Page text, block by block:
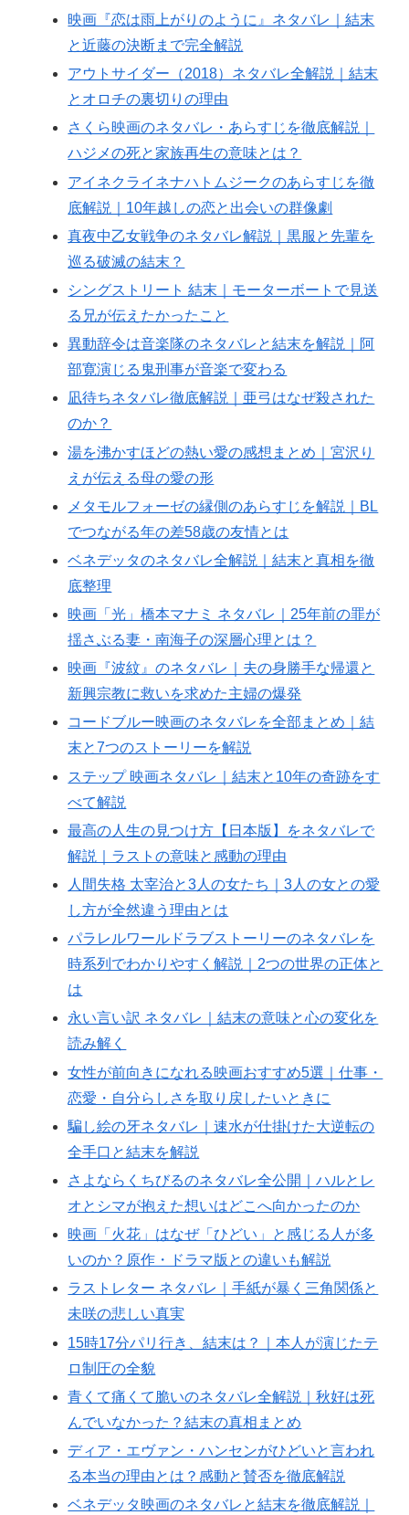
映画『恋は雨上がりのように』ネタバレ｜結末
と近藤の決断まで完全解説
アウトサイダー（2018）ネタバレ全解説｜結末
とオロチの裏切りの理由
さくら映画のネタバレ・あらすじを徹底解説｜
ハジメの死と家族再生の意味とは？
アイネクライネナハトムジークのあらすじを徹
底解説｜10年越しの恋と出会いの群像劇
真夜中乙女戦争のネタバレ解説｜黒服と先輩を
巡る破滅の結末？
シングストリート 結末｜モーターボートで見送
る兄が伝えたかったこと
異動辞令は音楽隊のネタバレと結末を解説｜阿
部寛演じる鬼刑事が音楽で変わる
凪待ちネタバレ徹底解説｜亜弓はなぜ殺された
のか？
湯を沸かすほどの熱い愛の感想まとめ｜宮沢り
えが伝える母の愛の形
メタモルフォーゼの縁側のあらすじを解説｜BL
でつながる年の差58歳の友情とは
ベネデッタのネタバレ全解説｜結末と真相を徹
底整理
映画「光」橋本マナミ ネタバレ｜25年前の罪が
揺さぶる妻・南海子の深層心理とは？
映画『波紋』のネタバレ｜夫の身勝手な帰還と
新興宗教に救いを求めた主婦の爆発
コードブルー映画のネタバレを全部まとめ｜結
末と7つのストーリーを解説
ステップ 映画ネタバレ｜結末と10年の奇跡をす
べて解説
最高の人生の見つけ方【日本版】をネタバレで
解説｜ラストの意味と感動の理由
人間失格 太宰治と3人の女たち｜3人の女との愛
し方が全然違う理由とは
パラレルワールドラブストーリーのネタバレを
時系列でわかりやすく解説｜2つの世界の正体と
は
永い言い訳 ネタバレ｜結末の意味と心の変化を
読み解く
女性が前向きになれる映画おすすめ5選｜仕事・
恋愛・自分らしさを取り戻したいときに
騙し絵の牙ネタバレ｜速水が仕掛けた大逆転の
全手口と結末を解説
さよならくちびるのネタバレ全公開｜ハルとレ
オとシマが抱えた想いはどこへ向かったのか
映画「火花」はなぜ「ひどい」と感じる人が多
いのか？原作・ドラマ版との違いも解説
ラストレター ネタバレ｜手紙が暴く三角関係と
未咲の悲しい真実
15時17分パリ行き、結末は？｜本人が演じたテ
ロ制圧の全貌
青くて痛くて脆いのネタバレ全解説｜秋好は死
んでいなかった？結末の真相まとめ
ディア・エヴァン・ハンセンがひどいと言われ
る本当の理由とは？感動と賛否を徹底解説
ベネデッタ映画のネタバレと結末を徹底解説｜